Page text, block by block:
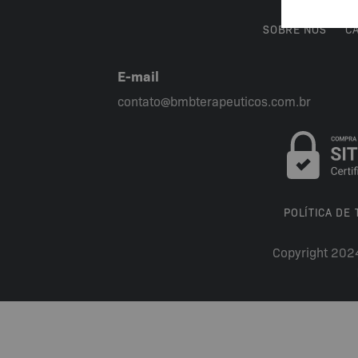
SOBRE NÓS
E-mail
contato@bmbterapeuticos.com.br
POLÍTICA DE
Copyright